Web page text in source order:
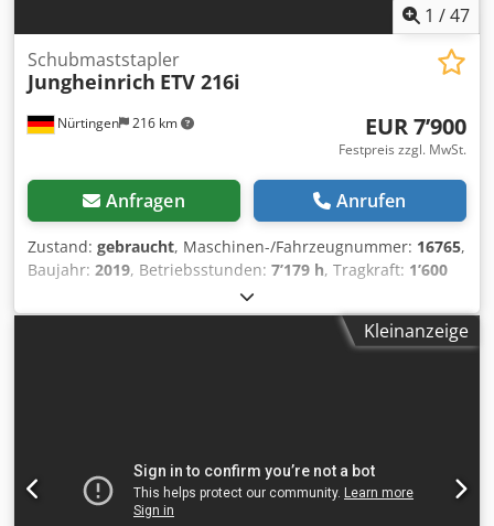
1 /47
Nürtingen 216 km
Schubmaststapler
Jungheinrich ETV 216i
EUR 7’900
Festpreis zzgl. MwSt.
Anfragen Anrufen
Zustand: gebraucht, Maschinen-/Fahrzeugnummer: 16765,
Baujahr: 2019, Betriebsstunden: 7’179 h, Tragkraft: 1’600
, Freihub:
Lastschwerpunkt:600 mm, Kraftstofftyp:elektrisch,
, Batteriespannung:
Kleinanzeige